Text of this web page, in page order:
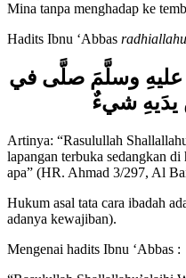
Artinya: “Rasulullah
Hadits Ibnu ‘Abbas
عليهِ وسلَّمَ صلَّى في
يدَيهِ شيءٌ
Artinya: “Rasulullah
lapangan terbuka sedangkan di
Hukum asal tata cara ibadah